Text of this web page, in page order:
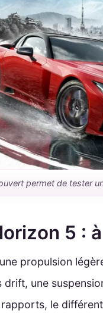
permet de tester
5 :
propulsion
drift, une
rapports, le